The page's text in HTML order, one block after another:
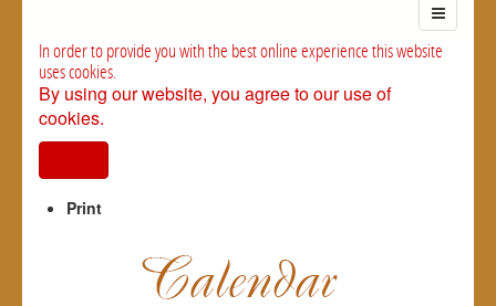
In order to provide you with the best online experience this website
uses cookies.
By using our website, you agree to our use of
cookies.
Print